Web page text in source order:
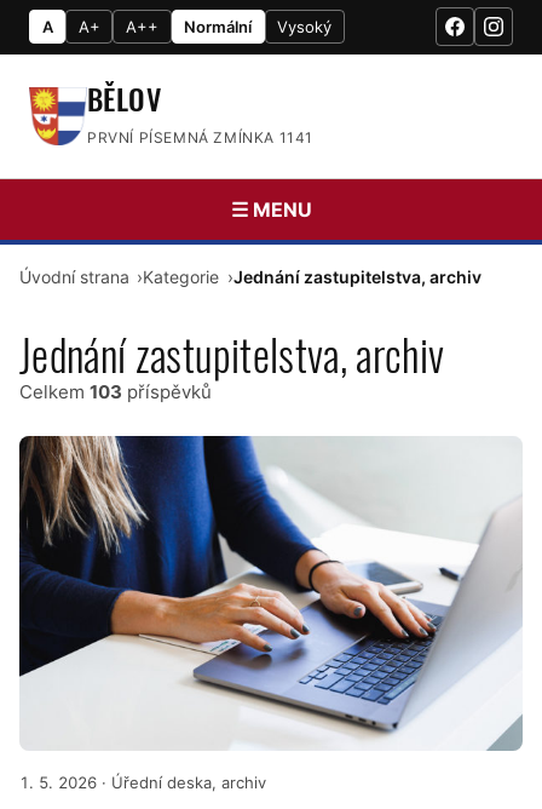
A A+ A++ Normální Vysoký
BĚLOV
PRVNÍ PÍSEMNÁ ZMÍNKA 1141
☰ MENU
Úvodní strana Kategorie Jednání zastupitelstva, archiv
Jednání zastupitelstva, archiv
Celkem 103 příspěvků
1. 5. 2026 · Úřední deska, archiv